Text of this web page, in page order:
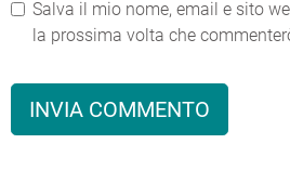
Salva il mio nome, email e sito
la prossima volta che